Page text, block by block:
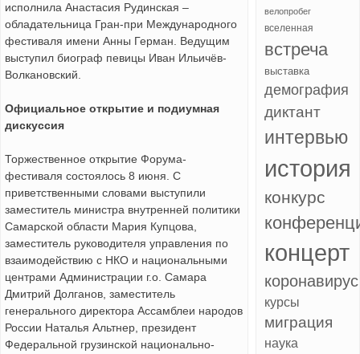
исполнила Анастасия Рудинская –
обладательница Гран-при Международного
фестиваля имени Анны Герман. Ведущим
выступил биограф певицы Иван Ильичёв-
Волкановский.
Официальное открытие и подиумная
дискуссия
Торжественное открытие Форума-
фестиваля состоялось 8 июня. С
приветственными словами выступили
заместитель министра внутренней политики
Самарской области Мария Купцова,
заместитель руководителя управления по
взаимодействию с НКО и национальными
центрами Администрации г.о. Самара
Дмитрий Долганов, заместитель
генерального директора Ассамблеи народов
России Наталья Альтнер, президент
Федеральной грузинской национально-
велопробег
вселенная
встреча
выставка
демография
диктант
интервью
история
конкурс
концерт
коронавирус
курсы
миграция
наука